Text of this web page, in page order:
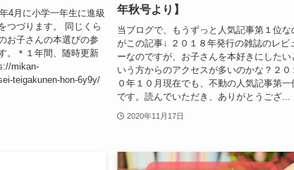
4月に小学一年生に進級
つづります。 同じくら
お子さんの本選びの参
。＊１年間、随時更新
mikan-
teigakunen-hon-6y9y/
年秋号より】
当ブログで、もうずっと人気記事第１位な
がこの記事↓ ２０１８年発行の雑誌のレビ
ーなのですが、お子さんを本好きにしたい
いう方からのアクセスが多いのかな？２０
０年１０月現在でも、不動の人気記事第一
です。読んでいただき、ありがとうござ...
2020年11月17日